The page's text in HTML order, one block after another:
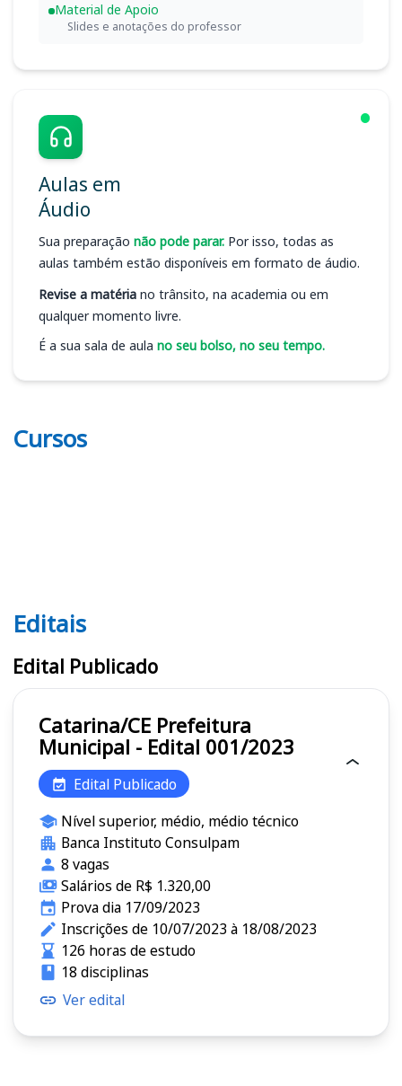
Material de Apoio
Slides e anotações do professor
Aulas em
Áudio
Sua preparação não pode parar. Por isso, todas as
aulas também estão disponíveis em formato de áudio.
Revise a matéria no trânsito, na academia ou em
qualquer momento livre.
É a sua sala de aula no seu bolso, no seu tempo.
Cursos
Editais
Editais
Edital Publicado
Catarina/CE Prefeitura
Municipal - Edital 001/2023
Edital Publicado
Nível superior, médio, médio técnico
Banca Instituto Consulpam
8 vagas
Salários de R$ 1.320,00
Prova dia 17/09/2023
Inscrições de 10/07/2023 à 18/08/2023
126 horas de estudo
18 disciplinas
Ver edital